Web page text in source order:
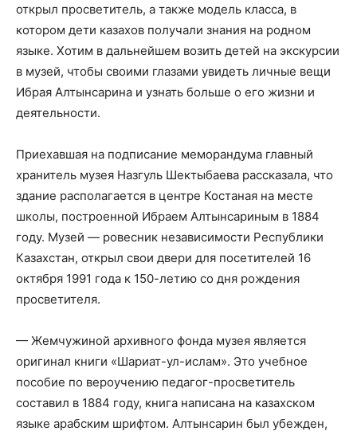
открыл просветитель, а также модель класса, в
котором дети казахов получали знания на родном
языке. Хотим в дальнейшем возить детей на экскурсии
в музей, чтобы своими глазами увидеть личные вещи
Ибрая Алтынсарина и узнать больше о его жизни и
деятельности.
Приехавшая на подписание меморандума главный
хранитель музея Назгуль Шектыбаева рассказала, что
здание располагается в центре Костаная на месте
школы, построенной Ибраем Алтынсариным в 1884
году. Музей — ровесник независимости Республики
Казахстан, открыл свои двери для посетителей 16
октября 1991 года к 150-летию со дня рождения
просветителя.
— Жемчужиной архивного фонда музея является
оригинал книги «Шариат-ул-ислам». Это учебное
пособие по вероучению педагог-просветитель
составил в 1884 году, книга написана на казахском
языке арабским шрифтом. Алтынсарин был убежден,